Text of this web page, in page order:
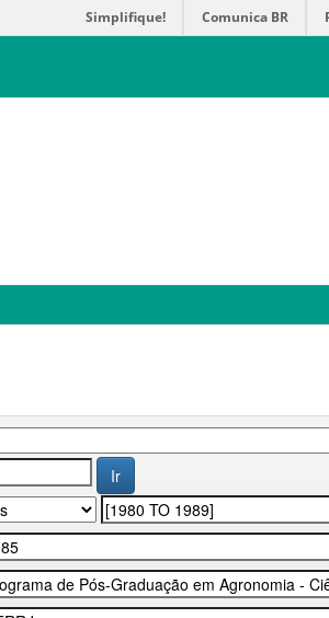
Simplifique! Comunica BR